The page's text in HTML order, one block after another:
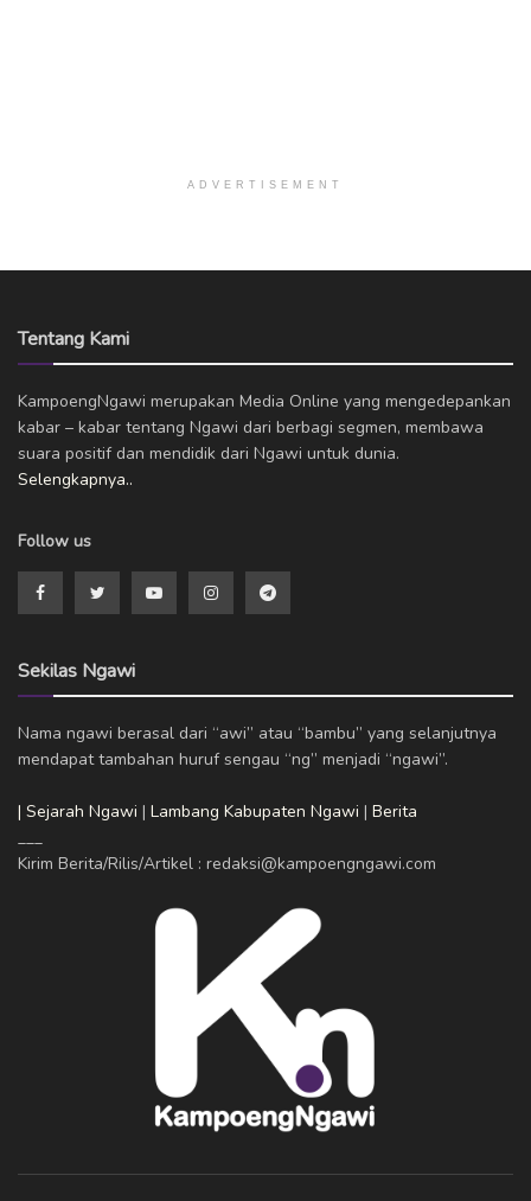
ADVERTISEMENT
Tentang Kami
KampoengNgawi merupakan Media Online yang mengedepankan
kabar – kabar tentang Ngawi dari berbagi segmen, membawa
suara positif dan mendidik dari Ngawi untuk dunia.
Selengkapnya..
Follow us
Sekilas Ngawi
Nama ngawi berasal dari “awi” atau “bambu” yang selanjutnya
mendapat tambahan huruf sengau “ng” menjadi “ngawi”.
| Sejarah Ngawi | Lambang Kabupaten Ngawi | Berita
___
Kirim Berita/Rilis/Artikel : redaksi@kampoengngawi.com